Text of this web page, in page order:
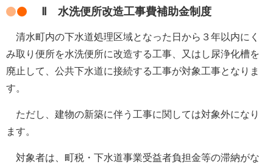
Ⅱ 水洗便所改造工事費補助金制度
清水町内の下水道処理区域となった日から３年以内にく
み取り便所を水洗便所に改造する工事、又はし尿浄化槽を
廃止して、公共下水道に接続する工事が対象工事となりま
す。
ただし、建物の新築に伴う工事に関しては対象外になり
ます。
対象者は、 町税・下水道事業受益者負担金等の滞納がな